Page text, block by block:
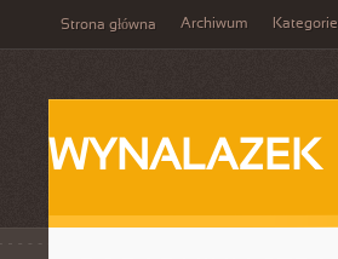
Strona główna Archiwum Kategorie
WYNALAZEK